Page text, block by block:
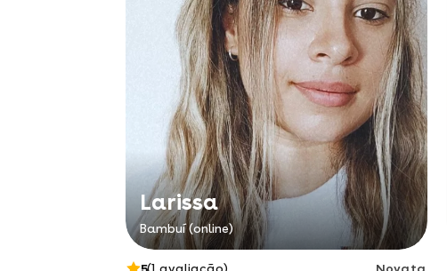
Larissa
Bambuí (online)
5(1 avaliação)
Novata